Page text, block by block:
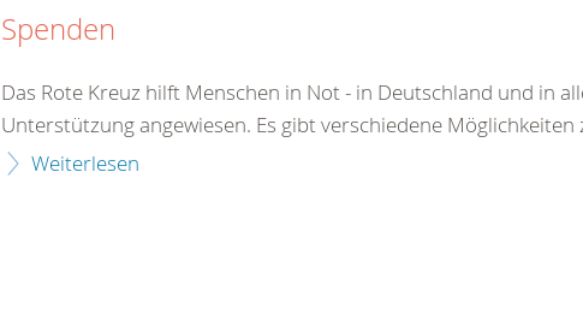
Spenden
Das Rote Kreuz hilft Menschen in Not - in Deutschland und in
Unterstützung angewiesen. Es gibt verschiedene Möglichkeiten
Weiterlesen